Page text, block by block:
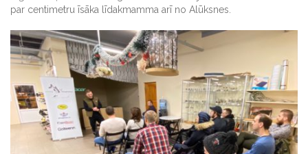
par centimetru īsāka līdakmamma arī no Alūksnes.